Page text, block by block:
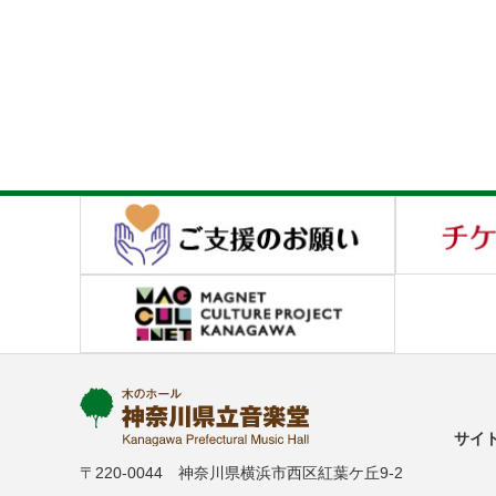
〒220-0044 神奈川県横浜市西区紅葉ケ丘9-2
サイ